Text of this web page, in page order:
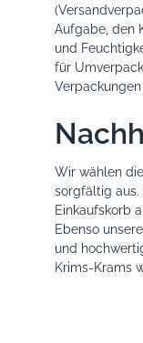
Aufgabe, den
und
für
Wir wählen
sorgfältig aus.
Einkaufskorb
Ebenso
und
Krims-Krams